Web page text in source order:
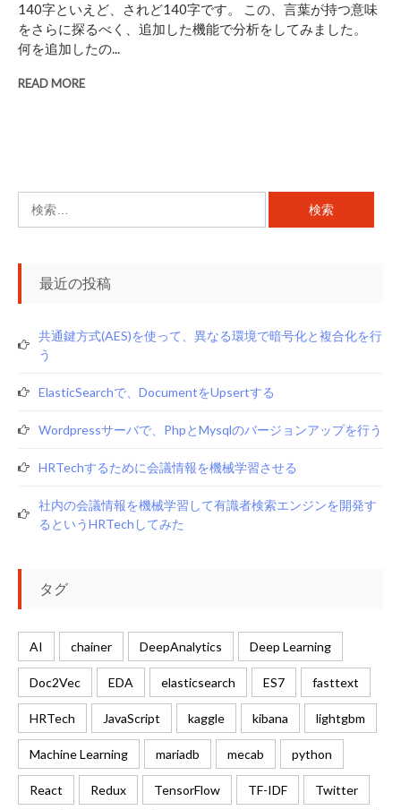
140字といえど、されど140字です。 この、言葉が持つ意味
をさらに探るべく、追加した機能で分析をしてみました。
何を追加したの...
READ MORE
索:
最近の投稿
共通鍵方式(AES)を使って、異なる環境で暗号化と複合化を行
う
ElasticSearchで、documentをupsertする
Wordpressサーバで、phpとmysqlのバージョンアップを行う
HRTechするために会議情報を機械学習させる
社内の会議情報を機械学習して有識者検索エンジンを開発す
るというHRTechしてみた
タグ
AI chainer DeepAnalytics Deep Learning
Doc2Vec EDA elasticsearch ES7 fasttext
HRTech JavaScript kaggle kibana lightgbm
Machine Learning mariadb mecab python
React Redux TensorFlow TF-IDF Twitter